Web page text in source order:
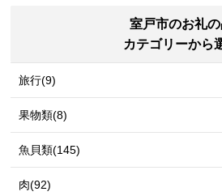
室戸市のお礼
カテゴリーから
旅行(9)
果物類(8)
魚貝類(145)
肉(92)